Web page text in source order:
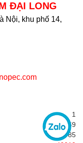
ĐẠI LONG
Nội, khu phố 14,
1
69
85